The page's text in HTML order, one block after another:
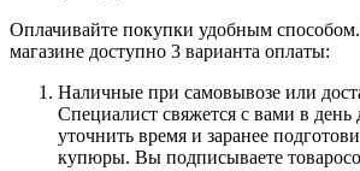
Оплачивайте покупки удобным
магазине доступно 3 варианта оплаты:
Наличные при самовывозе или
Специалист свяжется с вами в день
уточнить время и заранее
купюры. Вы подписываете